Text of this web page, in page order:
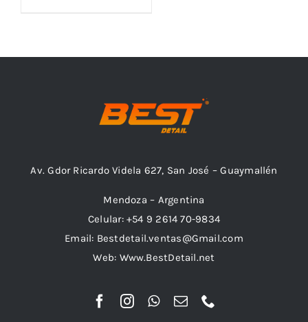
Av. Gdor Ricardo Videla 627, San José – Guaymallén
Mendoza – Argentina
Celular: +54 9 2614 70-9834
Email: Bestdetail.ventas@Gmail.com
Web: Www.BestDetail.net